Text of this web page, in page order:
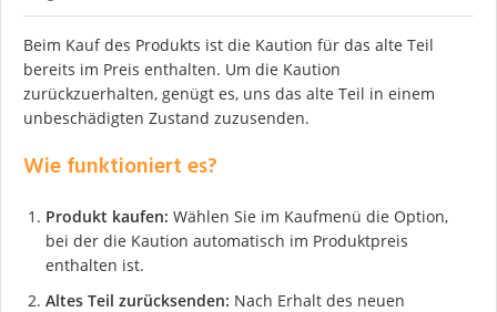
Beim Kauf des Produkts ist die Kaution für das alte Teil
bereits im Preis enthalten. Um die Kaution
zurückzuerhalten, genügt es, uns das alte Teil in einem
unbeschädigten Zustand zuzusenden.
Wie funktioniert es?
Produkt kaufen: Wählen Sie im Kaufmenü die Option,
bei der die Kaution automatisch im Produktpreis
enthalten ist.
Altes Teil zurücksenden: Nach Erhalt des neuen